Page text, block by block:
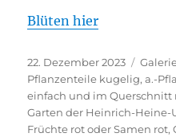
Blüten hier
Veröffentlicht
am
22. Dezember 2023
Pflanzenteile kugelig,a.-
einfach und im Querschnitt
Garten der Heinrich-Heine-
Früchte rot oder Samen rot,